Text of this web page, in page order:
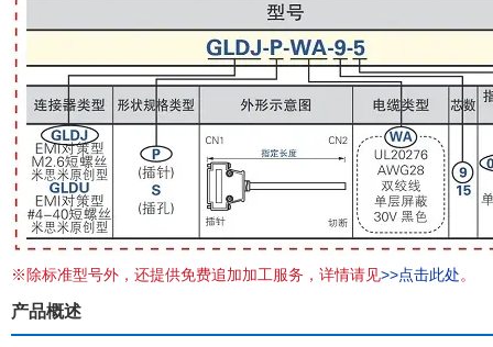
※除标准型号外，还提供免费追加加工服务，详情请见>>点击此处。
产品概述